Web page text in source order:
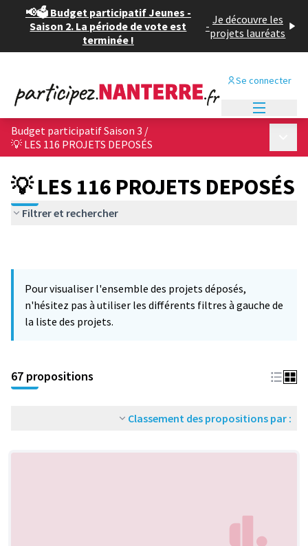
📢🗳️ Budget participatif Jeunes -
Saison 2. La période de vote est
terminée !
- Je découvre les
projets lauréats
Se connecter
Budget participatif Saison 3 /
💡 LES 116 PROJETS DEPOSÉS
💡 LES 116 PROJETS DEPOSÉS
Filtrer et rechercher
Pour visualiser l'ensemble des projets déposés,
n'hésitez pas à utiliser les différents filtres à gauche de
la liste des projets.
67 propositions
Classement des propositions par :